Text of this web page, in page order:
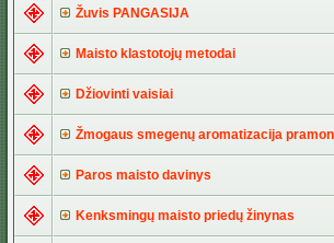
Žuvis PANGASIJA
Maisto klastotojų metodai
Džiovinti vaisiai
Žmogaus smegenų aromatizacija
Paros maisto davinys
Kenksmingų maisto priedų žinynas